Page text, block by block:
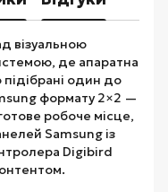
візуальною
де апаратна
підібрані один до
формату 2×2 —
робоче місце,
Samsung із
Digibird